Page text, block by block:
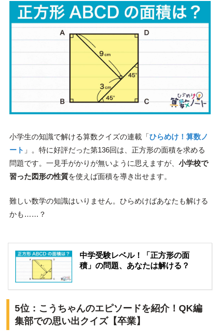
小学生の知識で解ける算数クイズの連載「ひらめけ！算数ノ
ート 」。特に好評だった第136回は、正方形の面積を求める
問題です。一見手がかりが無いように思えますが、 小学校で
習った図形の性質を使えば面積を導き出せます。
難しい数学の知識はいりません。ひらめけばあなたも解ける
かも……？
中学受験レベル！「正方形の面
積」の問題、あなたは解ける？
5位：こうちゃんのエピソードを紹介！QK編
集部での思い出クイズ【卒業】